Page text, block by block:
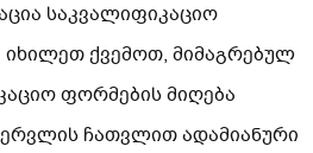
საკვალიფიკაციო
იხილეთ ქვემოთ, მიმაგრებულ
ფორმების მიღება
ჩათვლით ადამიანური